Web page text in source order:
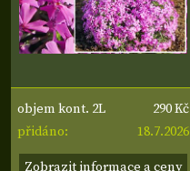
objem kont. 2L
290 Kč
přidáno:
18.7.2026
Zobrazit informace a ceny